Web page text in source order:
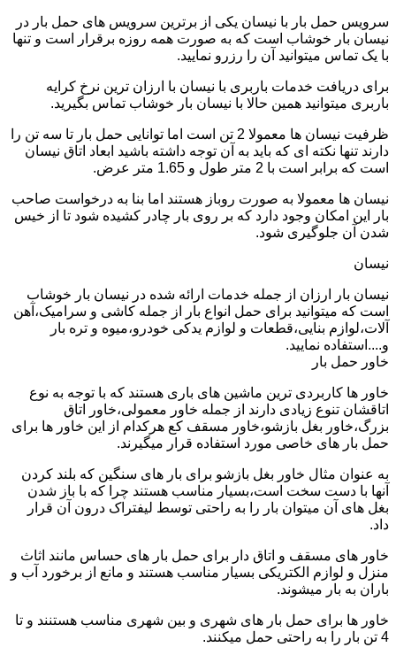
سرویس حمل بار با نیسان یکی از برترین سرویس های حمل بار در
نیسان بار خوشاب است که به صورت همه روزه برقرار است و تنها
با یک تماس میتوانید آن را رزرو نمایید.
برای دریافت خدمات باربری با نیسان با ارزان ترین نرخ کرایه
باربری میتوانید همین حالا با نیسان بار خوشاب تماس بگیرید.
ظرفیت نیسان ها معمولا 2 تن است اما توانایی حمل بار تا سه تن را
دارند تنها نکته ای که باید به آن توجه داشته باشید ابعاد اتاق نیسان
است که برابر است با 2 متر طول و 1.65 متر عرض.
نیسان ها معمولا به صورت روباز هستند اما بنا به درخواست صاحب
بار این امکان وجود دارد که بر روی بار چادر کشیده شود تا از خیس
شدن آن جلوگیری شود.
نیسان
نیسان بار ارزان از جمله خدمات ارائه شده در نیسان بار خوشاب
است که میتوانید برای حمل انواع بار از جمله کاشی و سرامیک،آهن
آلات،لوازم بنایی،قطعات و لوازم یدکی خودرو،میوه و تره بار
و....استفاده نمایید.
خاور حمل بار
خاور ها کاربردی ترین ماشین های باری هستند که با توجه به نوع
اتاقشان تنوع زیادی دارند از جمله خاور معمولی،خاور اتاق
بزرگ،خاور بغل بازشو،خاور مسقف کع هرکدام از این خاور ها برای
حمل بار های خاصی مورد استفاده قرار میگیرند.
به عنوان مثال خاور بغل بازشو برای بار های سنگین که بلند کردن
آنها با دست سخت است،بسیار مناسب هستند چرا که با باز شدن
بغل های آن میتوان بار را به راحتی توسط لیفتراک درون آن قرار
داد.
خاور های مسقف و اتاق دار برای حمل بار های حساس مانند اثاث
منزل و لوازم الکتریکی بسیار مناسب هستند و مانع از برخورد آب و
باران به بار میشوند.
خاور ها برای حمل بار های شهری و بین شهری مناسب هستنند و تا
4 تن بار را به راحتی حمل میکنند.